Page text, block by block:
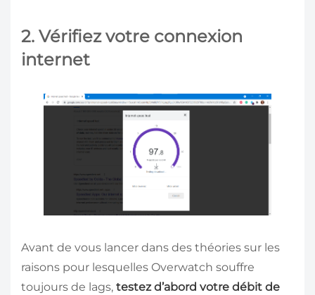
2. Vérifiez votre connexion
internet
Avant de vous lancer dans des théories sur les
raisons pour lesquelles Overwatch souffre
toujours de lags, testez d’abord votre débit de